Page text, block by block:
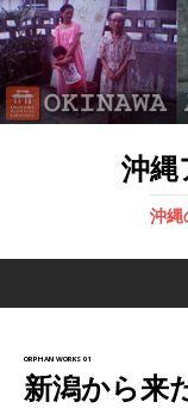
沖縄
沖縄
ORPHAN WORKS 01
新潟から来